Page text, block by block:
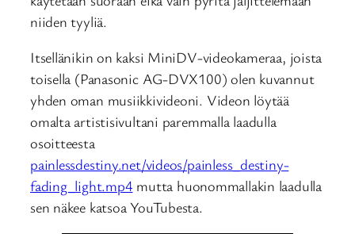
niiden tyyliä.
Itsellänikin on kaksi MiniDV-videokameraa, joista
toisella (Panasonic AG-DVX100) olen kuvannut
yhden oman musiikkivideoni. Videon löytää
omalta artistisivultani paremmalla laadulla
osoitteesta
painlessdestiny.net/videos/painless_destiny-
fading_light.mp4 mutta huonommallakin laadulla
sen näkee katsoa YouTubesta.